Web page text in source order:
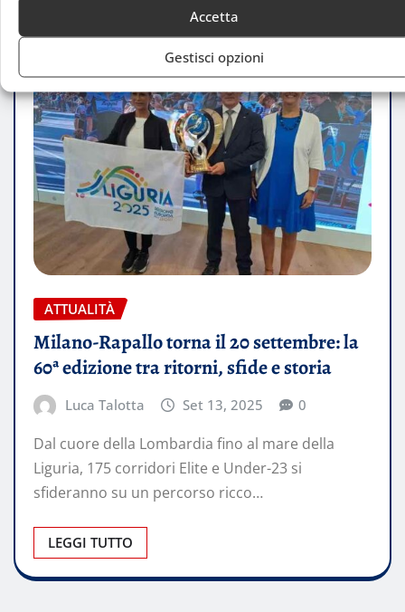
Accetta
Gestisci opzioni
ATTUALITÀ
Milano-Rapallo torna il 20 settembre: la
60ª edizione tra ritorni, sfide e storia
Luca Talotta Set 13, 2025 0
Dal cuore della Lombardia fino al mare della
Liguria, 175 corridori Elite e Under-23 si
sfideranno su un percorso ricco…
LEGGI TUTTO